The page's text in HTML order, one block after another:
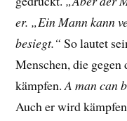
er. „Ein Mann kann
besiegt.“So lautet
Menschen, die
kämpfen. A man can
Auch er wird